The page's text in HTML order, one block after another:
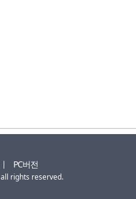
PC버전
rights reserved.